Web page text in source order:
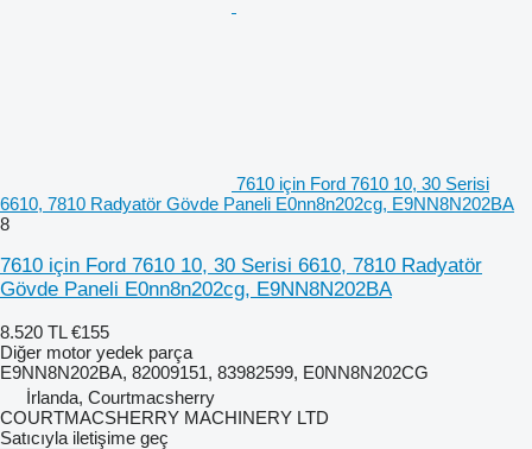
7610 için Ford 7610 10, 30 Serisi
6610, 7810 Radyatör Gövde Paneli E0nn8n202cg, E9NN8N202BA
8
7610 için Ford 7610 10, 30 Serisi 6610, 7810 Radyatör
Gövde Paneli E0nn8n202cg, E9NN8N202BA
8.520 TL €155
Diğer motor yedek parça
E9NN8N202BA, 82009151, 83982599, E0NN8N202CG
İrlanda, Courtmacsherry
COURTMACSHERRY MACHINERY LTD
Satıcıyla iletişime geç